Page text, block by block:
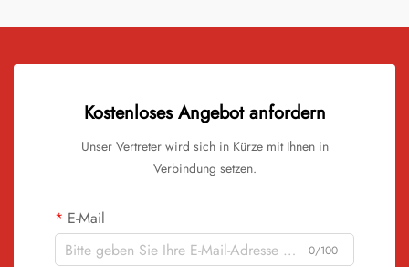
Kostenloses Angebot anfordern
Unser Vertreter wird sich in Kürze mit Ihnen in
Verbindung setzen.
E-Mail
0/100